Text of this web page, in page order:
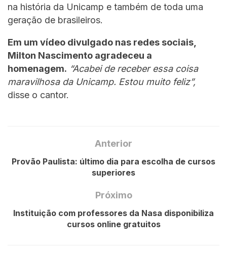
na história da Unicamp e também de toda uma
geração de brasileiros.
Em um vídeo divulgado nas redes sociais,
Milton Nascimento agradeceu a
homenagem. “Acabei de receber essa coisa
maravilhosa da Unicamp. Estou muito feliz”,
disse o cantor.
Anterior
Provão Paulista: último dia para escolha de cursos
superiores
Próximo
Instituição com professores da Nasa disponibiliza
cursos online gratuitos